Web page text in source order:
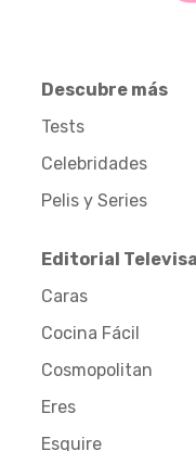
Descubre más
Tests
Celebridades
Pelis y Series
Editorial Televisa
Caras
Cocina Fácil
Cosmopolitan
Eres
Esquire